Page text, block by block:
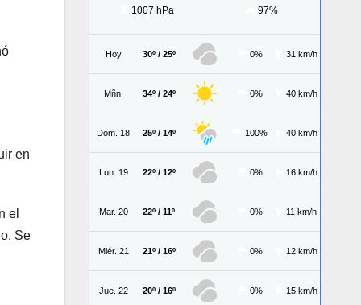
en
el
Se
1007 hPa 97%
Hoy 30º / 25º 0% 31 km/h
Mñn. 34º / 24º 0% 40 km/h
Dom. 18 25º / 14º 100% 40 km/h
Lun. 19 22º / 12º 0% 16 km/h
Mar. 20 22º / 11º 0% 11 km/h
Miér. 21 21º / 16º 0% 12 km/h
Jue. 22 20º / 16º 0% 15 km/h